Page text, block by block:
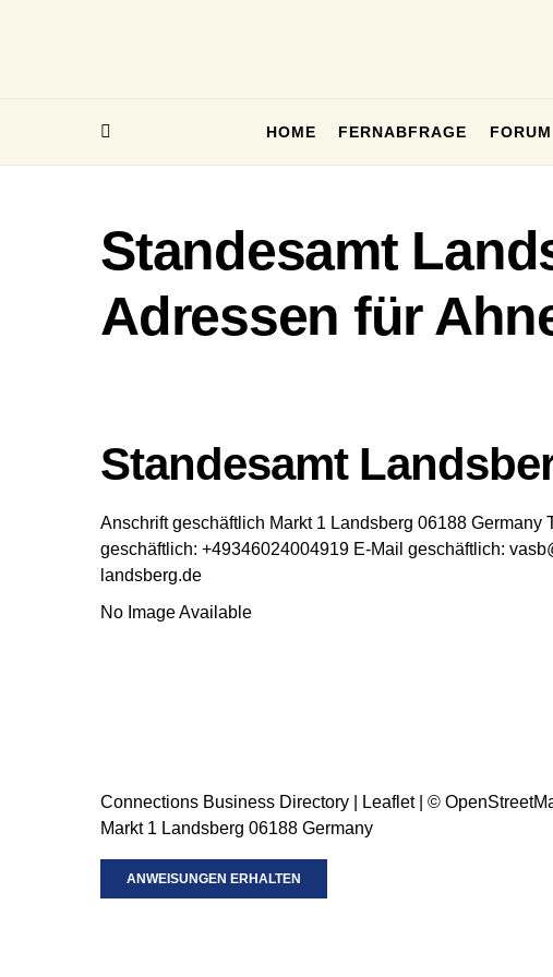
HOME FERNABFRAGE FORUM
Standesamt
Adressen für
Standesamt
Anschrift geschäftlich Markt 1 Landsberg 06188 Germany
geschäftlich: +49346024004919 E-Mail geschäftlich:
landsberg.de
No Image Available
Connections Business Directory Leaflet| ©
Markt 1 Landsberg 06188 Germany
ANWEISUNGEN ERHALTEN